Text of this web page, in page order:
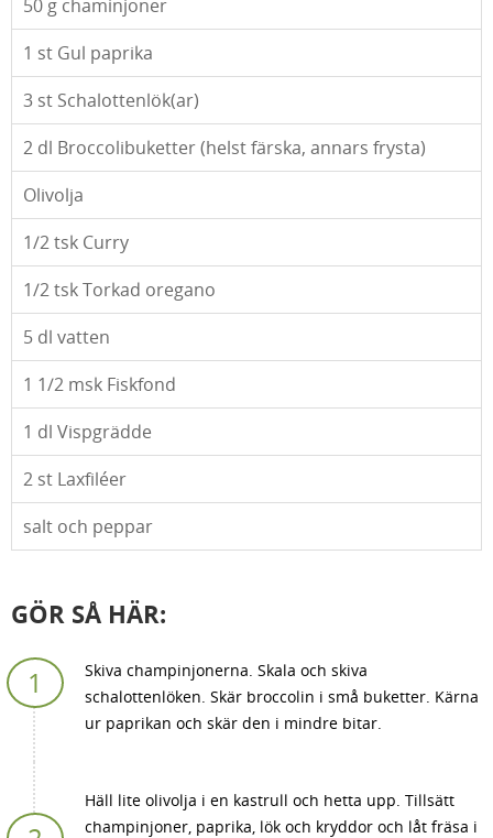
50 g chaminjoner
1 st Gul paprika
3 st Schalottenlök(ar)
2 dl Broccolibuketter (helst färska, annars frysta)
Olivolja
1/2tsk Curry
1/2tsk Torkad oregano
5 dl vatten
1 1/2 msk Fiskfond
1 dl Vispgrädde
2 st Laxfiléer
salt och peppar
GÖR SÅ HÄR:
Skiva champinjonerna. Skala och skiva
schalottenlöken. Skär broccolin i små buketter. Kärna
ur paprikan och skär den i mindre bitar.
Häll lite olivolja i en kastrull och hetta upp. Tillsätt
champinjoner, paprika, lök och kryddor och låt fräsa i